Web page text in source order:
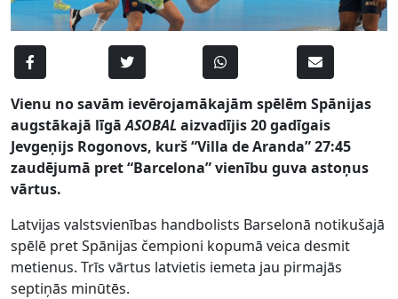
Vienu no savām ievērojamākajām spēlēm Spānijas
augstākajā līgāASOBALaizvadījis 20 gadīgais
Jevgeņijs Rogonovs, kurš “Villa de Aranda” 27:45
zaudējumā pret “Barcelona” vienību guva astoņus
vārtus.
Latvijas valstsvienības handbolists Barselonā notikušajā
spēlē pret Spānijas čempioni kopumā veica desmit
metienus. Trīs vārtus latvietis iemeta jau pirmajās
septiņās minūtēs.